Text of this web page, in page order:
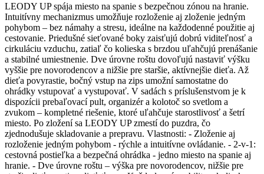
LEODY UP spája miesto na spanie s bezpečnou zónou na hranie.
Intuitívny mechanizmus umožňuje rozloženie aj zloženie jedným
pohybom – bez námahy a stresu, ideálne na každodenné použitie aj
cestovanie. Priedušné sieťované boky zaisťujú dobrú viditeľnosť a
cirkuláciu vzduchu, zatiaľ čo kolieska s brzdou uľahčujú prenášanie
a stabilné umiestnenie. Dve úrovne roštu dovoľujú nastaviť výšku
vyššie pre novorodencov a nižšie pre staršie, aktívnejšie dieťa. Až
dieťa povyrastie, bočný vstup na zips umožní samostatne do
ohrádky vstupovať a vystupovať. V sadách s príslušenstvom je k
dispozícii prebaľovací pult, organizér a kolotoč so svetlom a
zvukom – kompletné riešenie, ktoré uľahčuje starostlivosť a šetrí
miesto. Po zložení sa LEODY UP zmestí do puzdra, čo
zjednodušuje skladovanie a prepravu. Vlastnosti: - Zloženie aj
rozloženie jedným pohybom - rýchle a intuitívne ovládanie. - 2-v-1:
cestovná postieľka a bezpečná ohrádka - jedno miesto na spanie aj
hranie. - Dve úrovne roštu – výška pre novorodencov, nižšie pre